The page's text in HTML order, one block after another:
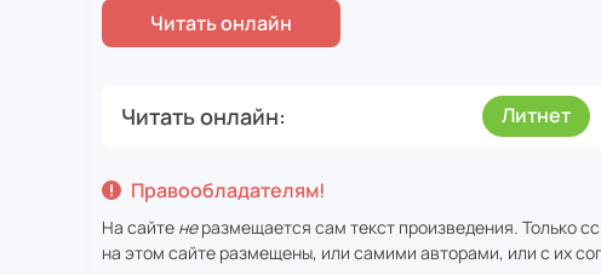
Читать онлайн Литнет
Правообладателям!
На сайте неразмещается сам текст произведения. Только
на этом сайте размещены, или самими авторами, или с их